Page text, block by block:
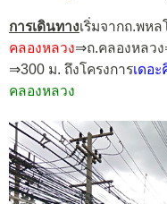
การเดินทางเริ่มจากถ.พหล
คลองหลวง⇒ถ.คลองหลว
⇒300 ม. ถึงโครงการเดอ
คลองหลวง